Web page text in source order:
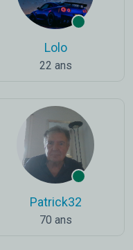
Lolo
22 ans
Patrick32
70 ans